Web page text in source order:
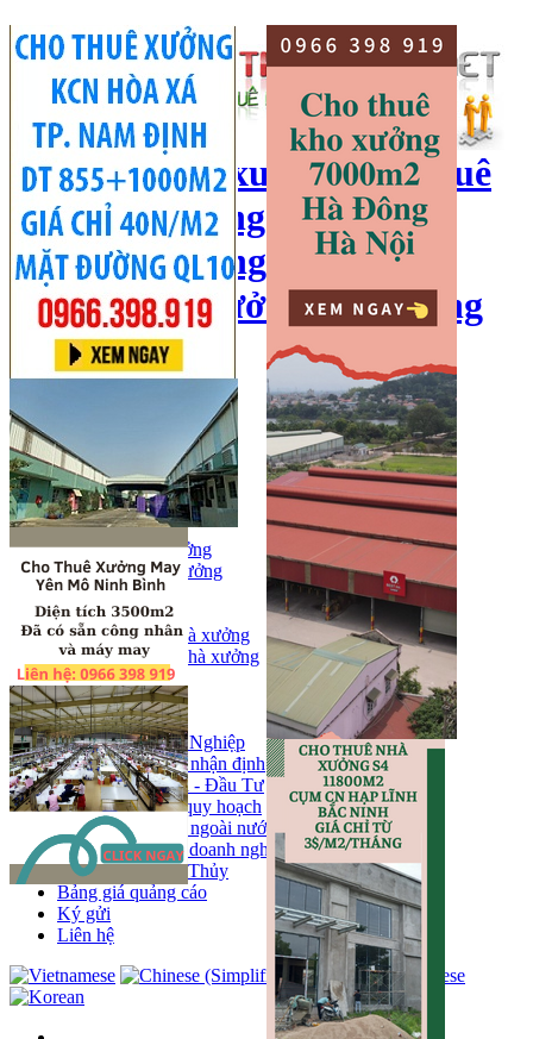
cho thuê kho xưởng, cho thuê
kho, kho xưởng hà nội, cho
thuê nhà xưởng, cho thuê
xưởng, kho xưởng hải dương
Hotline:0966 398 919
Đăng ký
Đăng tin bán/cho thuê
Trang chủ
Bán kho, nhà xưởng
Bán kho xưởng
Kho
Mặt bằng
Cho thuê kho, nhà xưởng
Cho thuê nhà xưởng
Kho
Mặt bằng
Tin tức
Khu Công Nghiệp
Phân tích - nhận định
Chính sách - Đầu Tư
Thông tin quy hoạch
Thị trường ngoài nước
Hoạt động doanh nghiẹp
Tin Phong Thủy
Bảng giá quảng cáo
Ký gửi
Liên hệ